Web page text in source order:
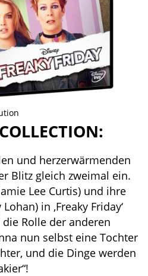
und herzerwärmenden
Blitz gleich zweimal ein.
Lee Curtis) und ihre
in ‚Freaky Friday‘
Rolle der anderen
nun selbst eine Tochter
und die Dinge werden